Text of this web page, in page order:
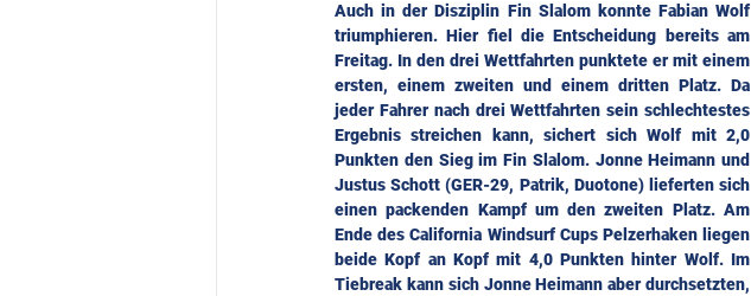
Auch in der Disziplin Fin Slalom konnte Fabian Wolf
triumphieren. Hier fiel die Entscheidung bereits am
Freitag. In den drei Wettfahrten punktete er mit einem
ersten, einem zweiten und einem dritten Platz. Da
jeder Fahrer nach drei Wettfahrten sein schlechtestes
Ergebnis streichen kann, sichert sich Wolf mit 2,0
Punkten den Sieg im Fin Slalom. Jonne Heimann und
Justus Schott (GER-29, Patrik, Duotone) lieferten sich
einen packenden Kampf um den zweiten Platz. Am
Ende des California Windsurf Cups Pelzerhaken liegen
beide Kopf an Kopf mit 4,0 Punkten hinter Wolf. Im
Tiebreak kann sich Jonne Heimann aber durchsetzten,